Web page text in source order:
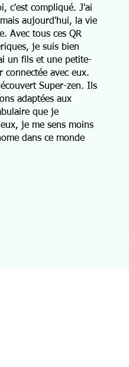
c'est compliqué. J'ai
aujourd'hui, la vie
Avec tous ces QR
je suis bien
un fils et une petite-
avec eux.
Super-zen. Ils
adaptées aux
que je
je me sens moins
dans ce monde